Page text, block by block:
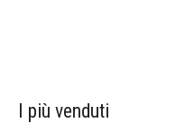
I più venduti